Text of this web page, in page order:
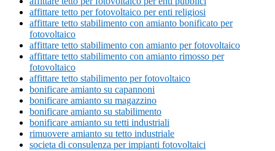
affittare tetto per fotovoltaico per enti religiosi
affittare tetto stabilimento con amianto bonificato per
fotovoltaico
affittare tetto stabilimento con amianto per fotovoltaico
affittare tetto stabilimento con amianto rimosso per
fotovoltaico
affittare tetto stabilimento per fotovoltaico
bonificare amianto su capannoni
bonificare amianto su magazzino
bonificare amianto su stabilimento
bonificare amianto su tetti industriali
rimuovere amianto su tetto industriale
societa di consulenza per impianti fotovoltaici